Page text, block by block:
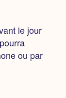
le jour
ou par